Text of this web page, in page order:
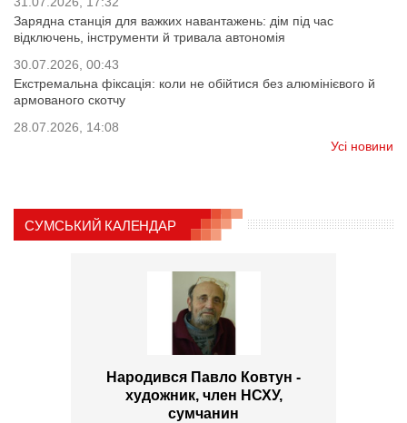
Зарядна станція для важких навантажень: дім під час
відключень, інструменти й тривала автономія
30.07.2026, 00:43
Екстремальна фіксація: коли не обійтися без алюмінієвого й
армованого скотчу
28.07.2026, 14:08
Усі новини
СУМСЬКИЙ КАЛЕНДАР
Народився Павло Ковтун -
художник, член НСХУ,
сумчанин